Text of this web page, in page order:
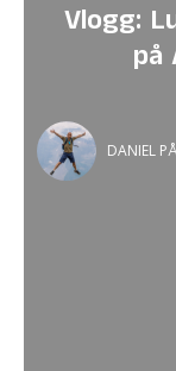
Vlogg:
på
DANIEL